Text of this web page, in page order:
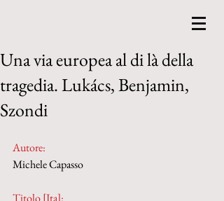
Una via europea al di là della
tragedia. Lukács, Benjamin,
Szondi
Autore:
Michele Capasso
Titolo [Ita]: